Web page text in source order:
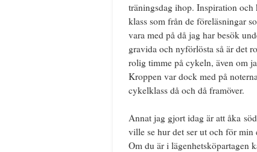
träningsdag ihop. Inspiration
klass som från de föreläsningar
vara med på då jag har besök
gravida och nyförlösta så är det
rolig timme på cykeln, även om
Kroppen var dock med på
cykelklass då och då framöver.
Annat jag gjort idag är att åka
ville se hur det ser ut och för
Om du är i lägenhetsköpartagen